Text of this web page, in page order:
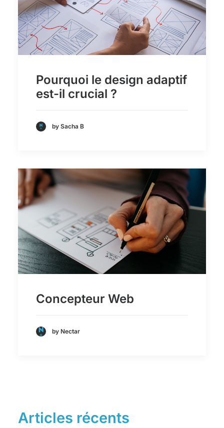
Pourquoi le design adaptif
est-il crucial ?
by Sacha B
Concepteur Web
by Nectar
Articles récents